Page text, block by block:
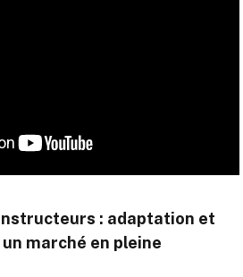
: adaptation et
marché en pleine